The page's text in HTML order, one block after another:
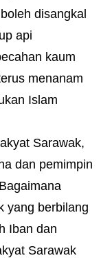
disangkal
api
kaum
menanam
Islam
Sarawak,
dan pemimpin
yang berbilang
Iban dan
Sarawak